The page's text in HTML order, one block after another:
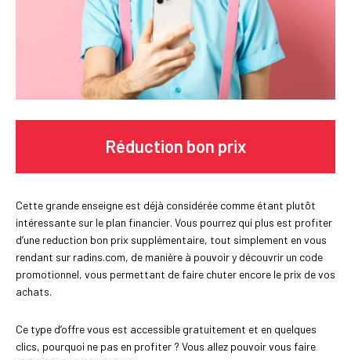
Réduction bon prix
Cette grande enseigne est déjà considérée comme étant plutôt
intéressante sur le plan financier. Vous pourrez qui plus est profiter
d’une reduction bon prix supplémentaire, tout simplement en vous
rendant sur radins.com, de manière à pouvoir y découvrir un code
promotionnel, vous permettant de faire chuter encore le prix de vos
achats.
Ce type d’offre vous est accessible gratuitement et en quelques
clics, pourquoi ne pas en profiter ? Vous allez pouvoir vous faire